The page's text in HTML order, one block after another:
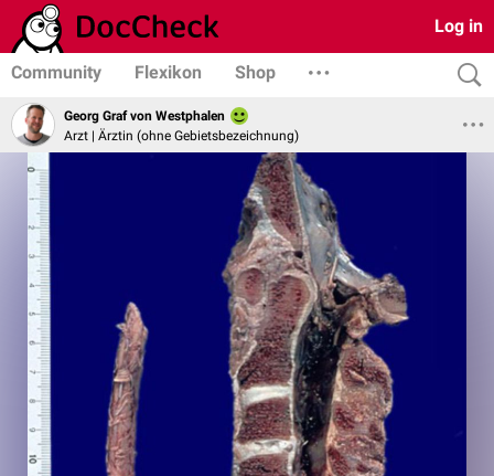
Log in
Community Flexikon Shop
Georg Graf von Westphalen
Arzt | Ärztin (ohne Gebietsbezeichnung)